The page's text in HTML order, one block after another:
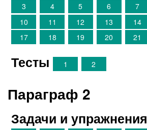
3
4 5 6 7
10
11 12 13 14
17
18 19 20 21
Тесты 1 2
Параграф 2
Задачи и упражнения